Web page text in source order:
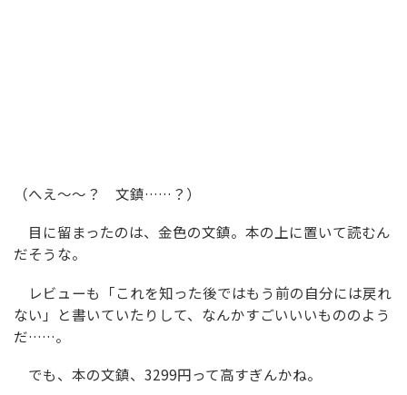
（へえ～～？ 文鎮……？）
目に留まったのは、金色の文鎮。本の上に置いて読むん
だそうな。
レビューも「これを知った後ではもう前の自分には戻れ
ない」と書いていたりして、なんかすごいいいもののよう
だ……。
でも、本の文鎮、3299円って高すぎんかね。